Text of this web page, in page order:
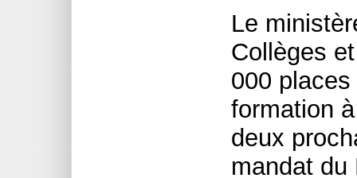
Le
Collèges
000
formation
deux
mandat du